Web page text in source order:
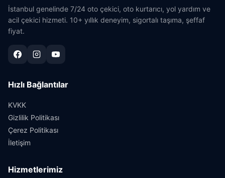
İstanbul genelinde 7/24 oto çekici, oto kurtarıcı, yol yardım ve
acil çekici hizmeti. 10+ yıllık deneyim, sigortalı taşıma, şeffaf
fiyat.
Hızlı Bağlantılar
KVKK
Gizlilik Politikası
Çerez Politikası
İletişim
Hizmetlerimiz